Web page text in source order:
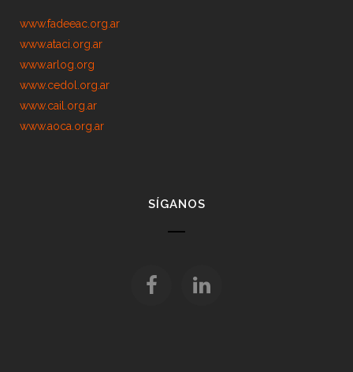
www.fadeeac.org.ar
www.ataci.org.ar
www.arlog.org
www.cedol.org.ar
www.cail.org.ar
www.aoca.org.ar
SÍGANOS